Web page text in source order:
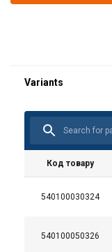
Код товару
540100030324
540100050326
Особливості:
Покриття: